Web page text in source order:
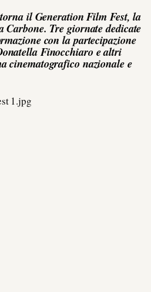
il Generation Film Fest, la
Carbone. Tre giornate dedicate
con la partecipazione
Finocchiaro e altri
cinematografico nazionale e